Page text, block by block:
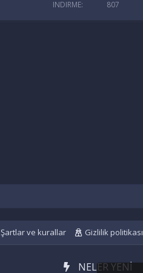
INDIRME 807
Şartlar ve kurallar Gizlilik politikası
NELER YENI